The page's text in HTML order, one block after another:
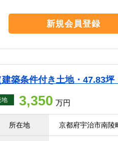
新規会員登録
築条件付き土地・47.83坪
地 3,350 万円
所在地 京都府宇治市南陵